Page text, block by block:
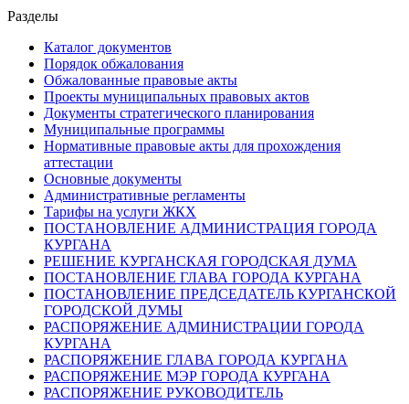
Разделы
Каталог документов
Порядок обжалования
Обжалованные правовые акты
Проекты муниципальных правовых актов
Документы стратегического планирования
Муниципальные программы
Нормативные правовые акты для прохождения
аттестации
Основные документы
Административные регламенты
Тарифы на услуги ЖКХ
ПОСТАНОВЛЕНИЕ АДМИНИСТРАЦИЯ ГОРОДА
КУРГАНА
РЕШЕНИЕ КУРГАНСКАЯ ГОРОДСКАЯ ДУМА
ПОСТАНОВЛЕНИЕ ГЛАВА ГОРОДА КУРГАНА
ПОСТАНОВЛЕНИЕ ПРЕДСЕДАТЕЛЬ КУРГАНСКОЙ
ГОРОДСКОЙ ДУМЫ
РАСПОРЯЖЕНИЕ АДМИНИСТРАЦИИ ГОРОДА
КУРГАНА
РАСПОРЯЖЕНИЕ ГЛАВА ГОРОДА КУРГАНА
РАСПОРЯЖЕНИЕ МЭР ГОРОДА КУРГАНА
РАСПОРЯЖЕНИЕ РУКОВОДИТЕЛЬ